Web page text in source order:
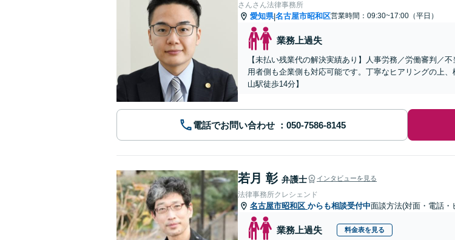
さんさん法律事務所
愛知県|名古屋市昭和区営業時間：09:30~17:00（平日）
業務上過失
【未払い残業代の解決実績あり】人事労務／労働審判／
用者側も企業側も対応可能です。丁寧なヒアリングの上
山駅徒歩14分】
電話でお問い合わせ
若月 彰 弁護士 インタビューを見る
法律事務所クレシェンド
名古屋市昭和区 からも相談受付中面談方法(対面・電話・
業務上過失 料金表を見る